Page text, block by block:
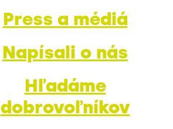
Press a médiá
Napísali o nás
Hľadáme
dobrovoľníkov